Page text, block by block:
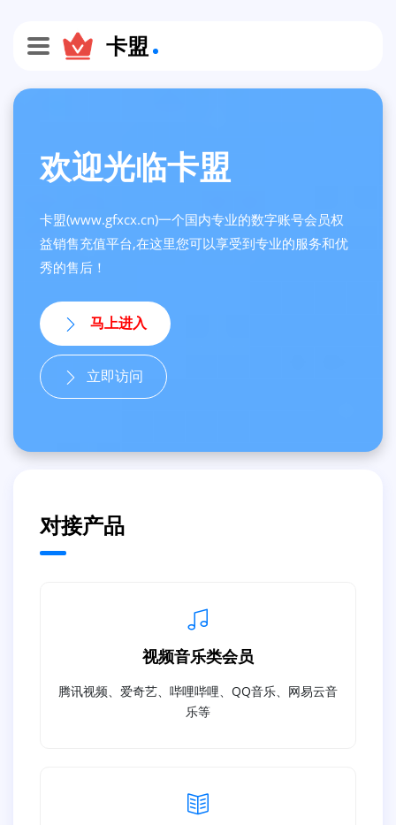
卡盟
欢迎光临卡盟
卡盟(www.gfxcx.cn)一个国内专业的数字账号会员权
益销售充值平台,在这里您可以享受到专业的服务和优
秀的售后！
马上进入
立即访问
对接产品
视频音乐类会员
腾讯视频、爱奇艺、哔哩哔哩、QQ音乐、网易云音
乐等